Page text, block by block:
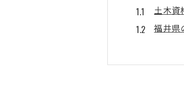
土木資
福井県
土木
土木計